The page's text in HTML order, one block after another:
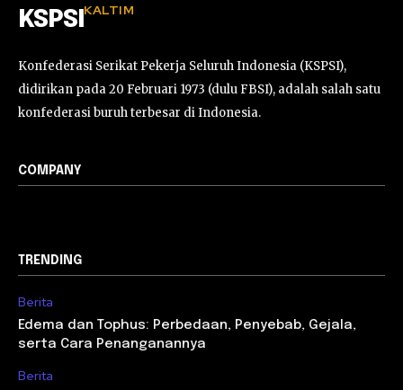
KSPSI KALTIM
Konfederasi Serikat Pekerja Seluruh Indonesia (KSPSI),
didirikan pada 20 Februari 1973 (dulu FBSI), adalah salah satu
konfederasi buruh terbesar di Indonesia.
COMPANY
TRENDING
Berita
Edema dan Tophus: Perbedaan, Penyebab, Gejala,
serta Cara Penanganannya
Berita